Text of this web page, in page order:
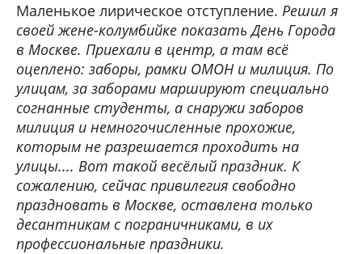
Маленькое лирическое отступление. Решил я
своей жене-колумбийке показать День Города
в Москве. Приехали в центр, а там всё
оцеплено: заборы, рамки ОМОН и милиция. По
улицам, за заборами маршируют специально
согнанные студенты, а снаружи заборов
милиция и немногочисленные прохожие,
которым не разрешается проходить на
улицы.... Вот такой весёлый праздник. К
сожалению, сейчас привилегия свободно
праздновать в Москве, оставлена только
десантникам с пограничниками, в их
профессиональные праздники.